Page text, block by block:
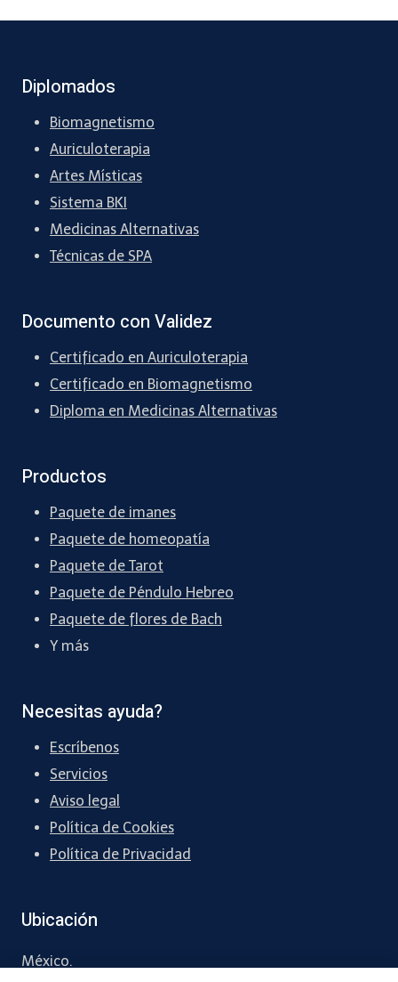
Diplomados
Biomagnetismo
Auriculoterapia
Artes Místicas
Sistema BKI
Medicinas Alternativas
Técnicas de SPA
Documento con Validez
Certificado en Auriculoterapia
Certificado en Biomagnetismo
Diploma en Medicinas Alternativas
Productos
Paquete de imanes
Paquete de homeopatía
Paquete de Tarot
Paquete de Péndulo Hebreo
Paquete de flores de Bach
Y más
Necesitas ayuda?
Escríbenos
Servicios
Aviso legal
Política de Cookies
Política de Privacidad
Ubicación
México.